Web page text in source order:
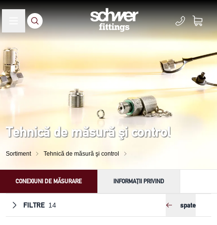
Tehnică de măsură şi control
Sortiment Tehnică de măsură şi control
CONEXIUNI DE MĂSURARE INFORMAȚII PRIVIND
FILTRE 14 spate